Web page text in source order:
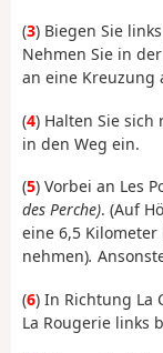
(3) Biegen Sie
Nehmen Sie in
an eine Kreuzung
(4) Halten Sie sich
in den Weg ein.
(5) Vorbei an Les
des Perche). (Auf
eine 6,5
nehmen).
(6) In Richtung La
La Rougerie links